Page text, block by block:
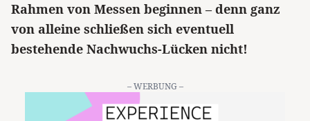
Rahmen von Messen beginnen – denn ganz
von alleine schließen sich eventuell
bestehende Nachwuchs-Lücken nicht!
– WERBUNG –